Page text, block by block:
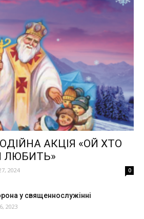
АКЦІЯ «ОЙ ХТО
ЛЮБИТЬ»
2024 0
у священнослужінні
2023